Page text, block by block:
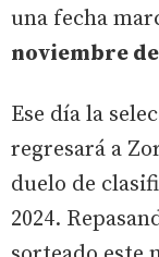
una fecha
noviembre de
Ese día la
regresará a
duelo de
2024.